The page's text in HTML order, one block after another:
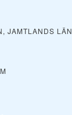
JAMTLANDS LÄN